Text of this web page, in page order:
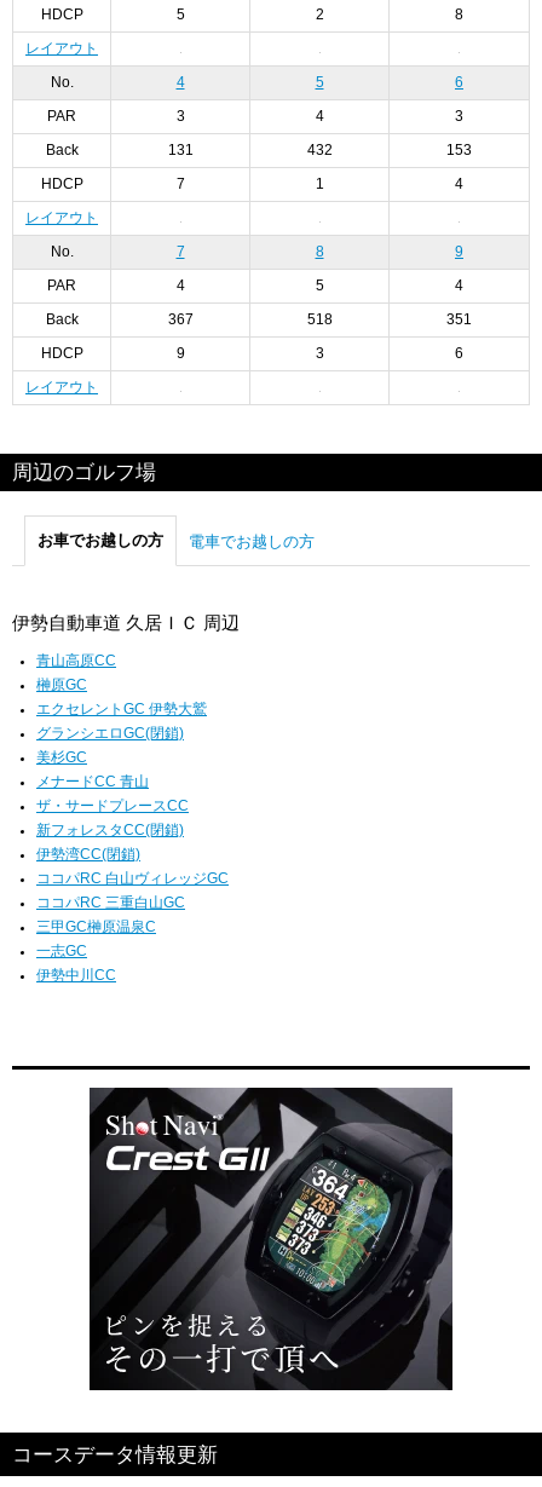
HDCP 5 2 8
レイアウト
No. 4 5 6
PAR 3 4 3
Back 131 432 153
HDCP 7 1 4
レイアウト
No. 7 8 9
PAR 4 5 4
Back 367 518 351
HDCP 9 3 6
レイアウト
周辺のゴルフ場
お車でお越しの方 電車でお越しの方
伊勢自動車道 久居ＩＣ 周辺
青山高原CC
榊原GC
エクセレントGC 伊勢大鷲
グランシエロGC(閉鎖)
美杉GC
メナードCC 青山
ザ・サードプレースCC
新フォレスタCC(閉鎖)
伊勢湾CC(閉鎖)
ココパRC 白山ヴィレッジGC
ココパRC 三重白山GC
三甲GC榊原温泉C
一志GC
伊勢中川CC
コースデータ情報更新